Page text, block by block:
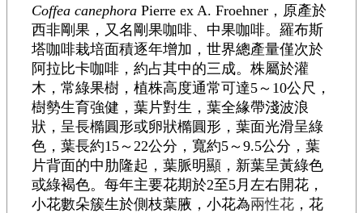
Coffea canephora Pierre ex A. Froehner，原產於
西非剛果，又名剛果咖啡、中果咖啡。羅布斯
塔咖啡栽培面積逐年增加，世界總產量僅次於
阿拉比卡咖啡，約占其中的三成。株屬於灌
木，常綠果樹，植株高度通常可達5～10公尺，
樹勢生育強健，葉片對生，葉全緣帶淺波浪
狀，呈長橢圓形或卵狀橢圓形，葉面光滑呈綠
色，葉長約15～22公分，寬約5～9.5公分，葉
片背面的中肋隆起，葉脈明顯，新葉呈黃綠色
或綠褐色。每年主要花期於2至5月左右開花，
小花數朵簇生於側枝葉腋，小花為兩性花 ，花